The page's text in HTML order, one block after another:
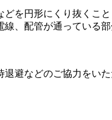
を円形にくり抜くこと
、配管が通っている
避などのご協力をいた